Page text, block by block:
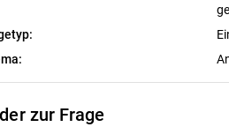
zur Frage